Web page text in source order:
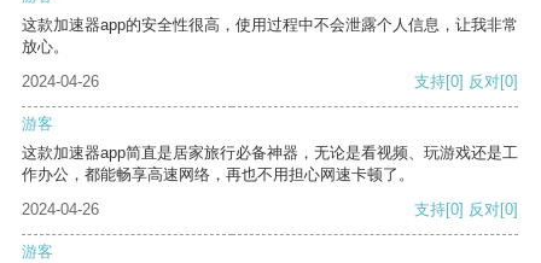
这款加速器app的安全性很高，使用过程中不会泄露个人信息，让我非常
放心。
2024-04-26
支持[0] 反对[0]
游客
这款加速器app简直是居家旅行必备神器，无论是看视频、玩游戏还是工
作办公，都能畅享高速网络，再也不用担心网速卡顿了。
2024-04-26
支持[0] 反对[0]
游客